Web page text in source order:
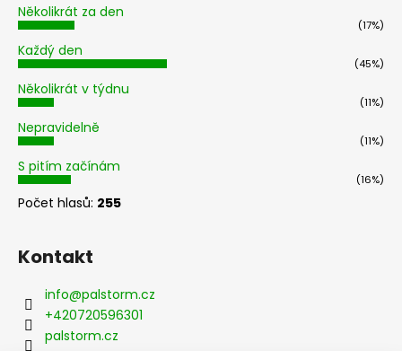
Několikrát za den
(17%)
Každý den
(45%)
Několikrát v týdnu
(11%)
Nepravidelně
(11%)
S pitím začínám
(16%)
Počet hlasů: 255
Kontakt
info@palstorm.cz
+420720596301
palstorm.cz